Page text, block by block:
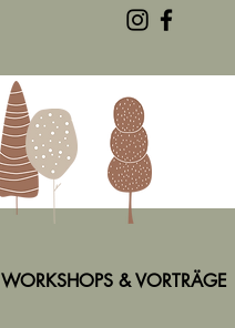
WORKSHOPS & VORTRÄGE